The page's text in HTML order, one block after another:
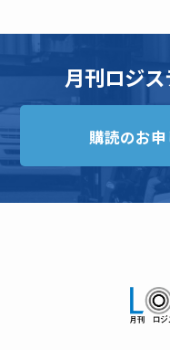
月刊ロジ
購読のお